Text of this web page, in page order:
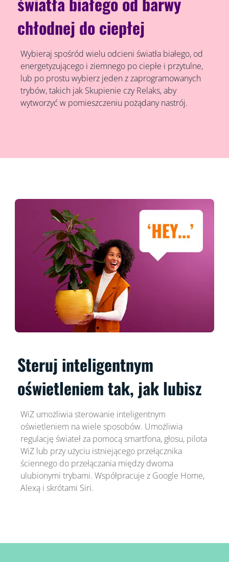
chłodnej do ciepłej
Wybieraj spośród wielu odcieni światła białego, od
energetyzującego i ziemnego po ciepłe i przytulne,
lub po prostu wybierz jeden z zaprogramowanych
trybów, takich jak Skupienie czy Relaks, aby
wytworzyć w pomieszczeniu pożądany nastrój.
Steruj inteligentnym
oświetleniem tak, jak lubisz
WiZ umożliwia sterowanie inteligentnym
oświetleniem na wiele sposobów. Umożliwia
regulację świateł za pomocą smartfona, głosu, pilota
WiZ lub przy użyciu istniejącego przełącznika
ściennego do przełączania między dwoma
ulubionymi trybami. Współpracuje z Google Home,
Alexą i skrótami Siri.